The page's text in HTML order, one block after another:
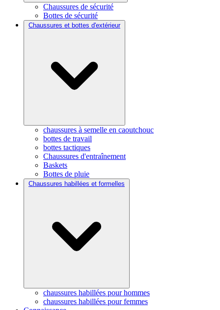
Chaussures de sécurité
Bottes de sécurité
Chaussures et bottes d'extérieur
chaussures à semelle en caoutchouc
bottes de travail
bottes tactiques
Chaussures d'entraînement
Baskets
Bottes de pluie
Chaussures habillées et formelles
chaussures habillées pour hommes
chaussures habillées pour femmes